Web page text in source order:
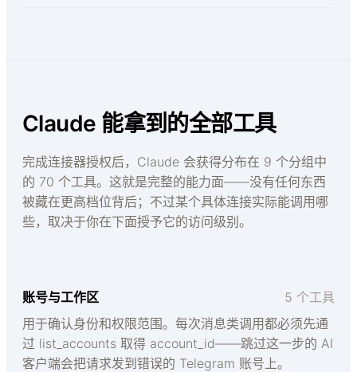
Claude 能拿到的全部工具
完成连接器授权后，Claude 会获得分布在 9 个分组中
的 70 个工具。这就是完整的能力面——没有任何东西
被藏在更高档位背后；不过某个具体连接实际能调用哪
些，取决于你在下面授予它的访问级别。
账号与工作区
5 个工具
用于确认身份和权限范围。每次消息类调用都必须先通
过 list_accounts 取得 account_id——跳过这一步的 AI
客户端会把请求发到错误的 Telegram 账号上。